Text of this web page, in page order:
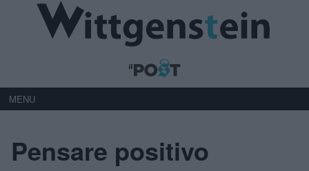
MENU
Pensare positivo